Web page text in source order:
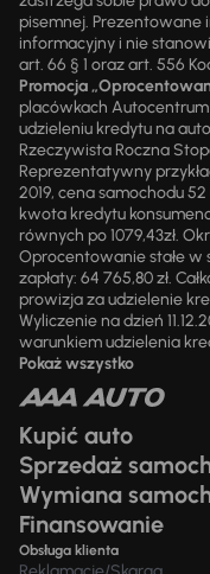
pisemnej. Prezentowane
informacyjny i nie
art. 66 § 1 oraz art. 556
Promocja
placówkach
udzieleniu kredytu na
Rzeczywista Roczna
Reprezentatywny
2019, cena samochodu 52
kwota kredytu
równych po 1079,43zł.
Oprocentowanie stałe w
zapłaty: 64 765,80 zł.
prowizja za udzielenie
Wyliczenie na dzień
warunkiem udzielenia
Pokaż wszystko
Kupić auto
Sprzedaż
Wymiana
Finansowanie
Obsługa klienta